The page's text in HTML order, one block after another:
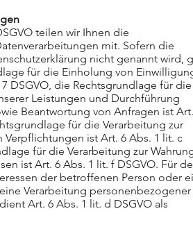
teilen wir Ihnen die
mit. Sofern die
nicht genannt wird,
für die Einholung von
DSGVO, die Rechtsgrundlage für die
Leistungen und Durchführung
Beantwortung von Anfragen ist
für die Verarbeitung zur
ist Art. 6 Abs. 1 lit. c
für die Verarbeitung zur
ist Art. 6 Abs. 1 lit. f DSGVO. Für
der betroffenen Person oder
Verarbeitung personenbezogener
Art. 6 Abs. 1 lit. d DSGVO als